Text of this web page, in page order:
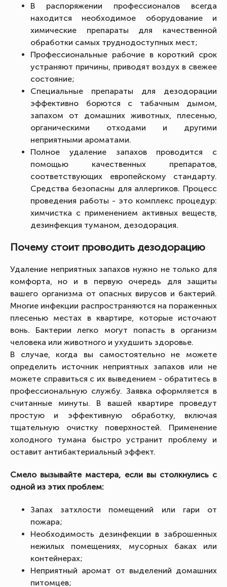
В распоряжении профессионалов всегда
находится необходимое оборудование и
химические препараты для качественной
обработки самых труднодоступных мест;
Профессиональные рабочие в короткий срок
устраняют причины, приводят воздух в свежее
состояние;
Специальные препараты для дезодорации
эффективно борются с табачным дымом,
запахом от домашних животных, плесенью,
органическими отходами и другими
неприятными ароматами.
Полное удаление запахов проводится с
помощью качественных препаратов,
соответствующих европейскому стандарту.
Средства безопасны для аллергиков. Процесс
проведения работы - это комплекс процедур:
химчистка с применением активных веществ,
дезинфекция туманом, дезодорация.
Почему стоит проводить дезодорацию
Удаление неприятных запахов нужно не только для
комфорта, но и в первую очередь для защиты
вашего организма от опасных вирусов и бактерий.
Многие инфекции распространяются на пораженных
плесенью местах в квартире, которые источают
вонь. Бактерии легко могут попасть в организм
человека или животного и ухудшить здоровье.
В случае, когда вы самостоятельно не можете
определить источник неприятных запахов или не
можете справиться с их выведением - обратитесь в
профессиональную службу. Заявка оформляется в
считанные минуты. В вашей квартире проведут
простую и эффективную обработку, включая
тщательную очистку поверхностей. Применение
холодного тумана быстро устранит проблему и
оставит антибактериальный эффект.
Смело вызывайте мастера, если вы столкнулись с
одной из этих проблем:
Запах затхлости помещений или гари от
пожара;
Необходимость дезинфекции в заброшенных
нежилых помещениях, мусорных баках или
контейнерах;
Неприятный аромат от выделений домашних
питомцев;